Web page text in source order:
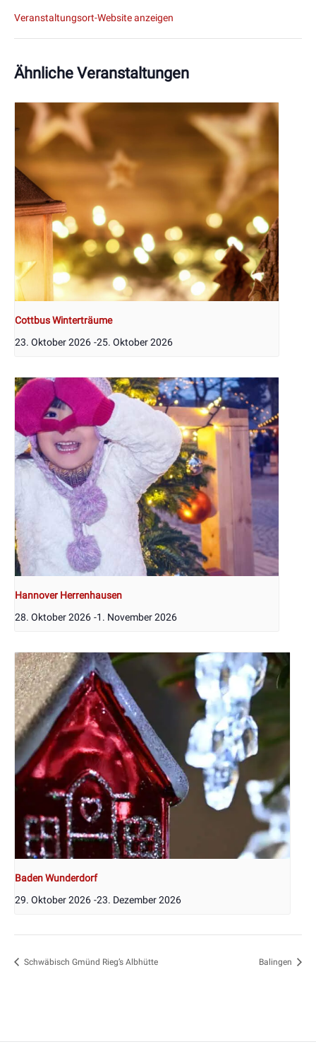
Veranstaltungsort-Website anzeigen
Ähnliche Veranstaltungen
Cottbus Winterträume
23. Oktober 2026 -25. Oktober 2026
Hannover Herrenhausen
28. Oktober 2026 -1. November 2026
Baden Wunderdorf
29. Oktober 2026 -23. Dezember 2026
Schwäbisch Gmünd Rieg’s Albhütte Balingen